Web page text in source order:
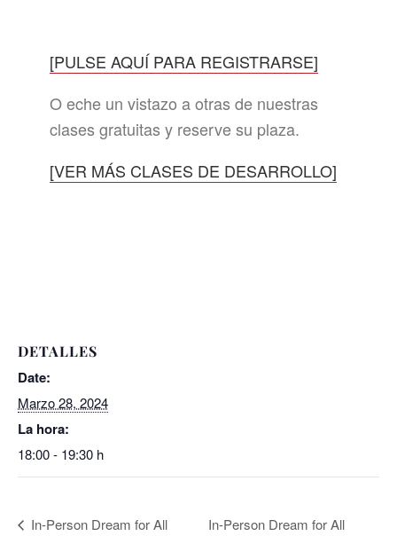
[PULSE AQUÍ PARA REGISTRARSE]
O eche un vistazo a otras de nuestras
clases gratuitas y reserve su plaza.
[VER MÁS CLASES DE DESARROLLO]
DETALLES
Date:
Marzo 28, 2024
La hora:
18:00 - 19:30 h
In-Person Dream for All
In-Person Dream for All